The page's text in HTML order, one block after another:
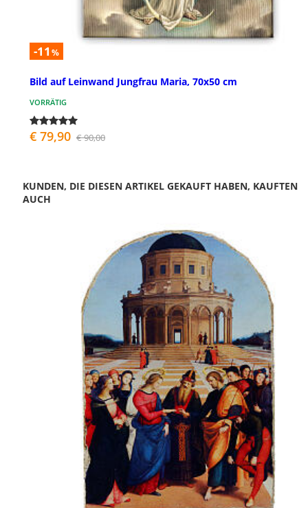
-11 %
Bild auf Leinwand Jungfrau Maria, 70x50 cm
VORRÄTIG
€ 79,90 € 90,00
KUNDEN, DIE DIESEN ARTIKEL GEKAUFT HABEN, KAUFTEN
AUCH